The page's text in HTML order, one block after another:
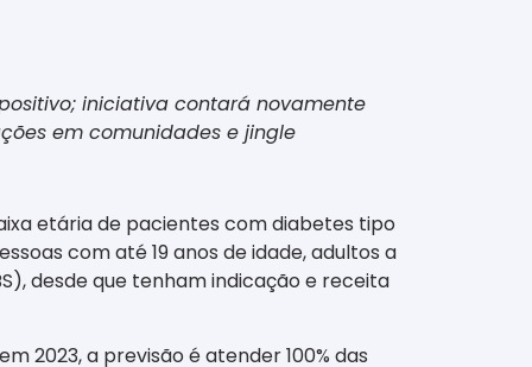
iniciativa contará novamente
em comunidades e jingle
etária de pacientes com diabetes tipo
com até 19 anos de idade, adultos a
desde que tenham indicação e receita
2023, a previsão é atender 100% das